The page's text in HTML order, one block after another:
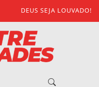
DEUS SEJA LOUVADO!